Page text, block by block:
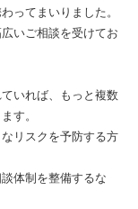
ってまいりました。
いご相談を受けてお
いれば、もっと複数
す。
リスクを予防する方
体制を整備するな